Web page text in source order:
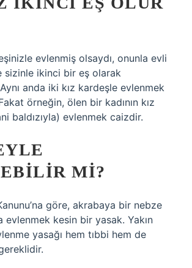
evlenmiş olsaydı, onunla evli
sizinle ikinci bir eş olarak
anda iki kız kardeşle evlenmek
örneğin, ölen bir kadının kız
baldızıyla) evlenmek caizdir.
MI?
göre, akrabaya bir nebze
evlenmek kesin bir yasak. Yakın
yasağı hem tıbbi hem de